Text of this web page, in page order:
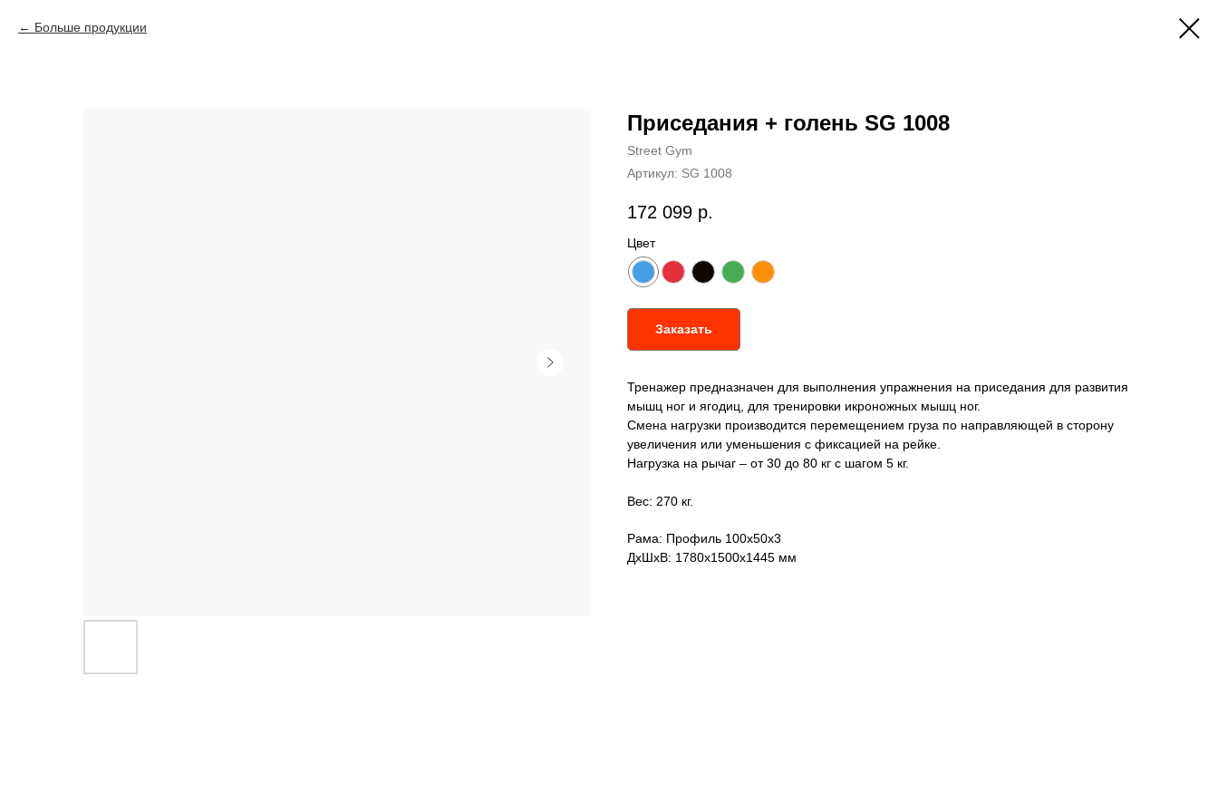
Больше продукции
Приседания + голень SG 1008
Street Gym
Артикул: SG 1008
172 099 р.
Цвет
Заказать
Тренажер предназначен для выполнения упражнения на присе­дания для развития
мышц ног и ягодиц, для тренировки икро­ножных мышц ног.
Смена нагрузки производится перемещением груза по направля­ющей в сторону
увеличения или уменьшения с фиксацией на рейке.
Нагрузка на рычаг – от 30 до 80 кг с шагом 5 кг.
Вес: 270 кг.
Рама: Профиль 100х50х3
ДxШxВ: 1780x1500x1445 мм